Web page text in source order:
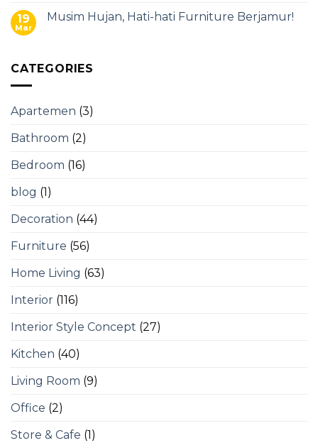
19
Mar
Musim Hujan, Hati-hati Furniture Berjamur!
CATEGORIES
Apartemen (3)
Bathroom (2)
Bedroom (16)
blog (1)
Decoration (44)
Furniture (56)
Home Living (63)
Interior (116)
Interior Style Concept (27)
Kitchen (40)
Living Room (9)
Office (2)
Store & Cafe (1)